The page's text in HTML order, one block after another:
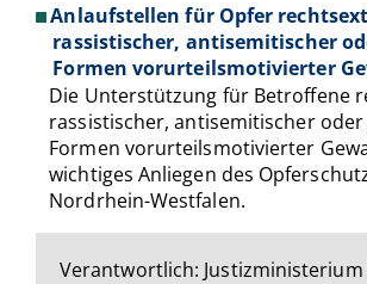
Anlaufstellen für Opfer
rassistischer, antisemitischer
Formen vorurteilsmotivierter
Die Unterstützung für Betroffene
rassistischer, antisemitischer
Formen vorurteilsmotivierter
wichtiges Anliegen des
Nordrhein-Westfalen.
Verantwortlich: